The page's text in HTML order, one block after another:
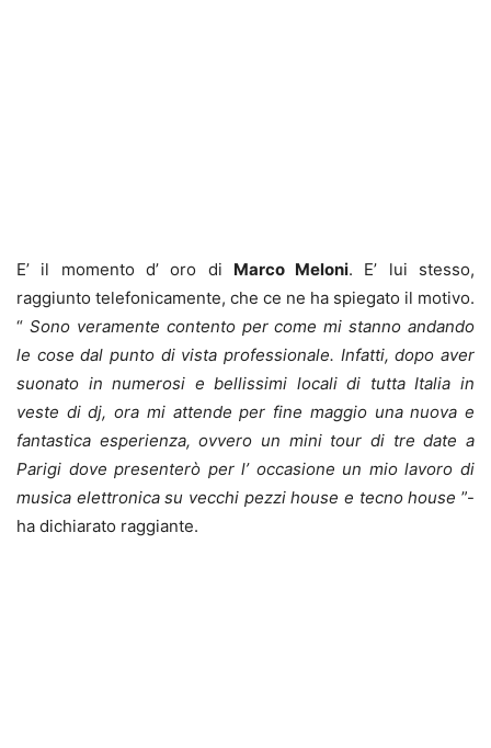
E’ il momento d’ oro di Marco Meloni. E’ lui stesso,
raggiunto telefonicamente, che ce ne ha spiegato il motivo.
“ Sono veramente contento per come mi stanno andando
le cose dal punto di vista professionale. Infatti, dopo aver
suonato in numerosi e bellissimi locali di tutta Italia in
veste di dj, ora mi attende per fine maggio una nuova e
fantastica esperienza, ovvero un mini tour di tre date a
Parigi dove presenterò per l’ occasione un mio lavoro di
musica elettronica su vecchi pezzi house e tecno house ”-
ha dichiarato raggiante.